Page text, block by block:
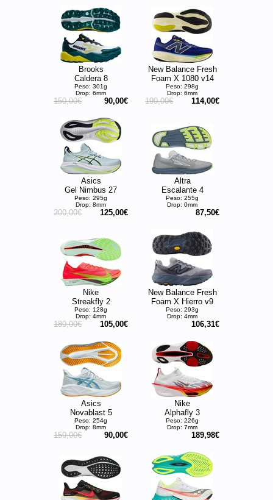
Brooks
Caldera 8
Peso: 301g
Drop: 6mm
150,00€ 90,00€
New Balance Fresh
Foam X 1080 v14
Peso: 298g
Drop: 6mm
190,00€ 114,00€
Asics
Gel Nimbus 27
Peso: 295g
Drop: 8mm
200,00€ 125,00€
Altra
Escalante 4
Peso: 255g
Drop: 0mm
87,50€
Nike
Streakfly 2
Peso: 128g
Drop: 4mm
180,00€ 105,00€
New Balance Fresh
Foam X Hierro v9
Peso: 293g
Drop: 4mm
106,31€
Asics
Novablast 5
Peso: 254g
Drop: 8mm
150,00€ 90,00€
Nike
Alphafly 3
Peso: 226g
Drop: 7mm
189,98€